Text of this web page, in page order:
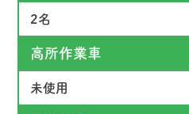
2名
高所作業車
未使用